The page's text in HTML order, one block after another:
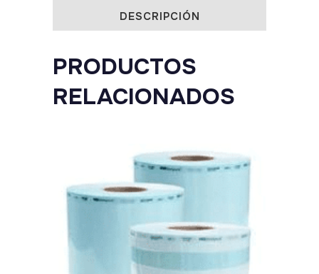
DESCRIPCIÓN
PRODUCTOS
RELACIONADOS